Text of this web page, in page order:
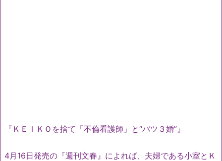
『ＫＥＩＫＯを捨て「不倫看護師」と“バツ３婚”』
4月16日発売の『週刊文春』によれば、夫婦である小室とＫ